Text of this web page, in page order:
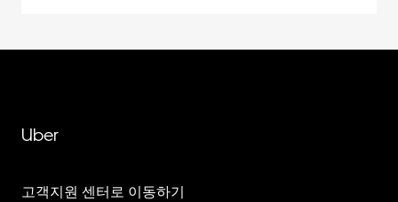
Uber
고객지원 센터로 이동하기